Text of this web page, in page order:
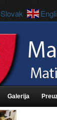
Galerija
Slovak